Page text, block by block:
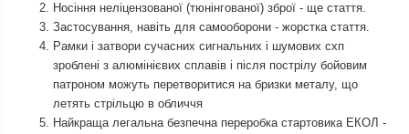
Носіння неліцензованої (тюнінгованої) зброї - ще стаття.
Застосування, навіть для самооборони - жорстка стаття.
Рамки і затвори сучасних сигнальних і шумових схп
зроблені з алюмінієвих сплавів і після пострілу бойовим
патроном можуть перетворитися на бризки металу, що
летять стрільцю в обличчя
Найкраща легальна безпечна переробка стартовика ЕКОЛ -